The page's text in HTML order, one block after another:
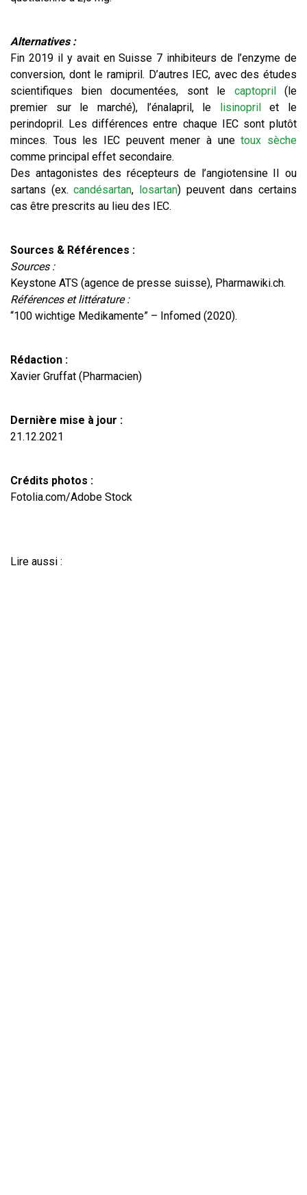
Alternatives :
Fin 2019 il y avait en Suisse 7 inhibiteurs de l’enzyme de
conversion, dont le ramipril. D’autres IEC, avec des études
scientifiques bien documentées, sont le captopril(le
premier sur le marché), l’énalapril, le lisinoprilet le
perindopril. Les différences entre chaque IEC sont plutôt
minces. Tous les IEC peuvent mener à unetoux sèche
comme principal effet secondaire.
Des antagonistes des récepteurs de l’angiotensine II ou
sartans (ex.candésartan, losartan) peuvent dans certains
cas être prescrits au lieu des IEC.
Sources & Références :
Sources :
Keystone ATS (agence de presse suisse), Pharmawiki.ch.
Références et littérature :
“100 wichtige Medikamente” – Infomed (2020).
Rédaction :
Xavier Gruffat (Pharmacien)
Dernière mise à jour :
21.12.2021
Crédits photos :
Fotolia.com/Adobe Stock
Lire aussi :